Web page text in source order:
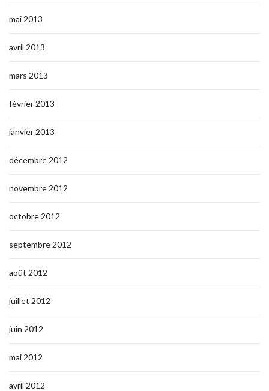
mai 2013
avril 2013
mars 2013
février 2013
janvier 2013
décembre 2012
novembre 2012
octobre 2012
septembre 2012
août 2012
juillet 2012
juin 2012
mai 2012
avril 2012